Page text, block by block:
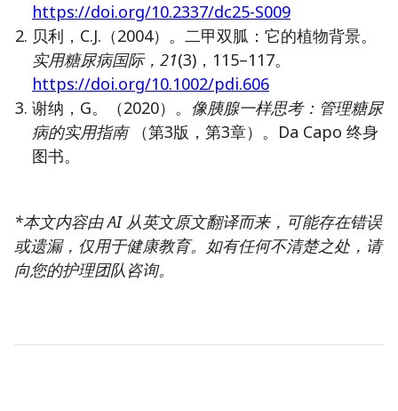
https://doi.org/10.2337/dc25-S009
贝利，C.J.（2004）。二甲双胍：它的植物背景。
实用糖尿病国际，21(3)，115–117。
https://doi.org/10.1002/pdi.606
谢纳，G。（2020）。 像胰腺一样思考：管理糖尿
病的实用指南（第3版，第3章）。Da Capo 终身
图书。
*本文内容由 AI 从英文原文翻译而来，可能存在错误
或遗漏，仅用于健康教育。如有任何不清楚之处，请
向您的护理团队咨询。